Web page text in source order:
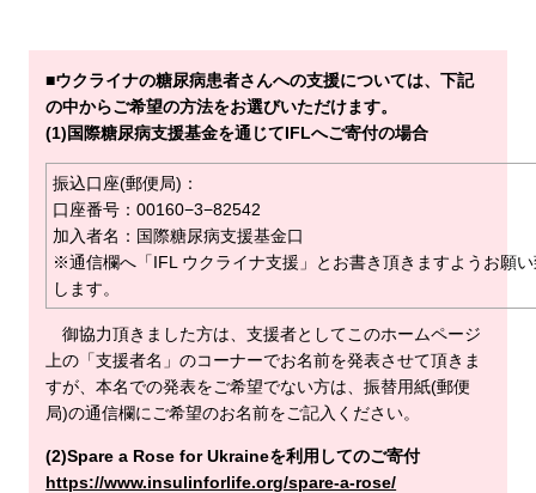
■ウクライナの糖尿病患者さんへの支援については、下記
の中からご希望の方法をお選びいただけます。
(1)国際糖尿病支援基金を通じてIFLへご寄付の場合
振込口座(郵便局)：
口座番号：00160−3−82542
加入者名：国際糖尿病支援基金口
※通信欄へ「IFL ウクライナ支援」とお書き頂きますようお願
します。
御協力頂きました方は、支援者としてこのホームページ
上の「支援者名」のコーナーでお名前を発表させて頂きま
すが、本名での発表をご希望でない方は、振替用紙(郵便
局)の通信欄にご希望のお名前をご記入ください。
(2)Spare a Rose for Ukraineを利用してのご寄付
https://www.insulinforlife.org/spare-a-rose/